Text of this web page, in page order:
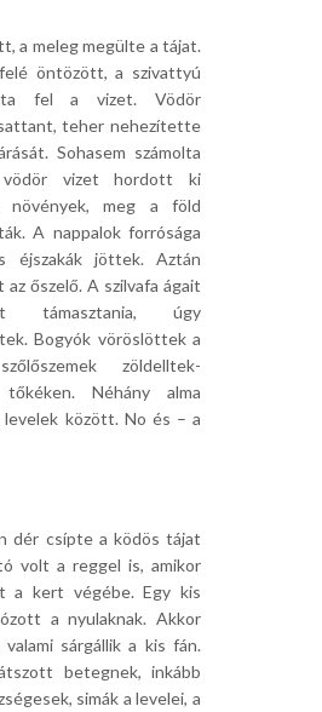
a meleg megülte a tájat.
öntözött, a szivattyú
fel a vizet. Vödör
teher nehezítette
Sohasem számolta
vizet hordott ki
növények, meg a föld
A nappalok forrósága
éjszakák jöttek. Aztán
őszelő. A szilvafa ágait
támasztania, úgy
Bogyók vöröslöttek a
zöldelltek-
Néhány alma
között. No és – a
dér csípte a ködös tájat
volt a reggel is, amikor
a kert végébe. Egy kis
a nyulaknak. Akkor
sárgállik a kis fán.
betegnek, inkább
simák a levelei, a